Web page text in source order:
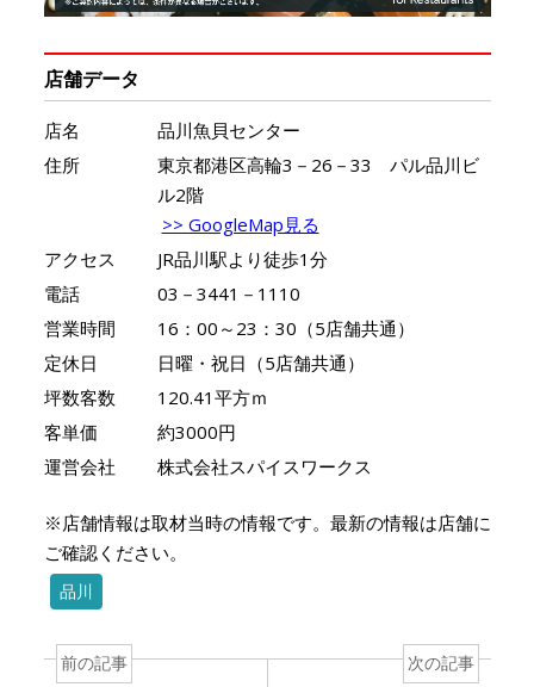
店舗データ
店名
品川魚貝センター
住所
東京都港区高輪3－26－33 パル品川ビ
ル2階
>> GoogleMap見る
アクセス
JR品川駅より徒歩1分
電話
03－3441－1110
営業時間
16：00～23：30（5店舗共通）
定休日
日曜・祝日（5店舗共通）
坪数客数
120.41平方ｍ
客単価
約3000円
運営会社
株式会社スパイスワークス
※店舗情報は取材当時の情報です。最新の情報は店舗に
ご確認ください。
品川
前の記事 次の記事